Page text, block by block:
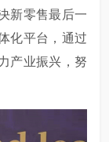
新零售最后一
化平台，通过
产业振兴，努